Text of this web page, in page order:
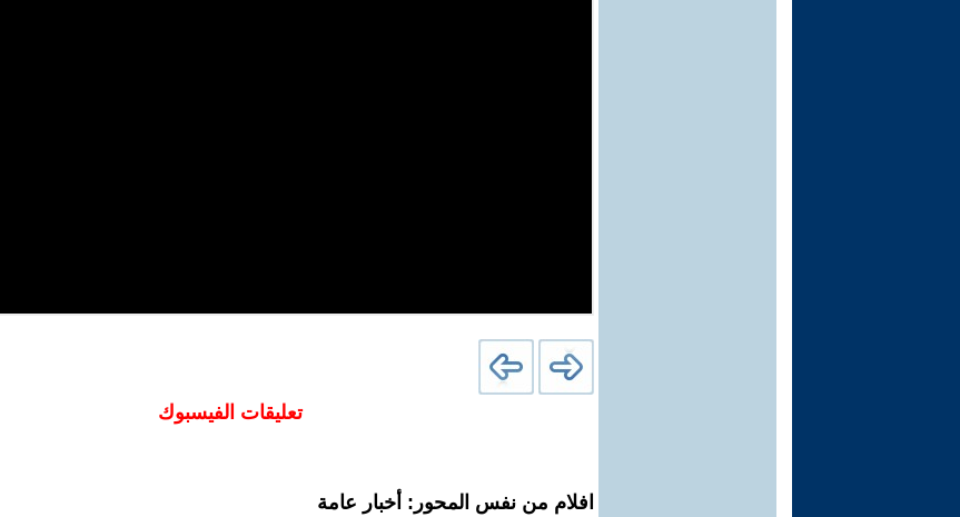
تعليقات الفيسبوك
افلام من نفس المحور: أخبار عامة